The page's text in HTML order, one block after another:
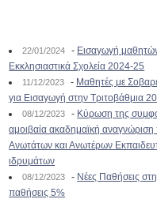
22/01/2024 - Εισαγωγή
Εκκλησιαστικά Σχολεία 2024-25
11/12/2023 - Μαθητές με
για Εισαγωγή στην Τριτοβάθμια
08/12/2023 - Κύρωση της
αμοιβαία ακαδημαϊκή
Ανωτάτων και Ανωτέρων
ιδρυμάτων
08/12/2023 - Νέες Παθήσεις
παθήσεις 5%